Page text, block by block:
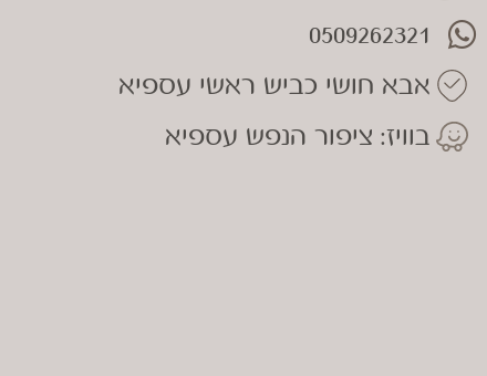
0509262321
אבא חושי כביש ראשי עספיא
בוויז: ציפור הנפש עספיא